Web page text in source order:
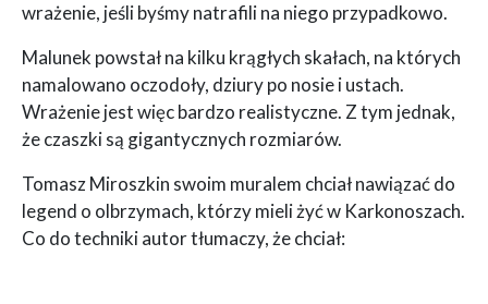
wrażenie, jeśli byśmy natrafili na niego przypadkowo.
Malunek powstał na kilku krągłych skałach, na których
namalowano oczodoły, dziury po nosie i ustach.
Wrażenie jest więc bardzo realistyczne. Z tym jednak,
że czaszki są gigantycznych rozmiarów.
Tomasz Miroszkin swoim muralem chciał nawiązać do
legend o olbrzymach, którzy mieli żyć w Karkonoszach.
Co do techniki autor tłumaczy, że chciał: